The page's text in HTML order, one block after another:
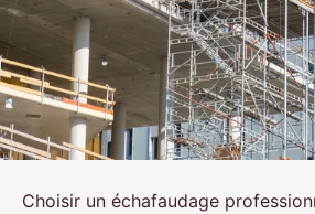
Choisir un échafaudage